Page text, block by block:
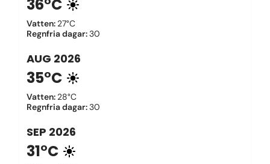
36°C
Vatten: 27°C
Regnfria dagar:30
AUG 2026
35°C
Vatten: 28°C
Regnfria dagar:30
SEP 2026
31°C